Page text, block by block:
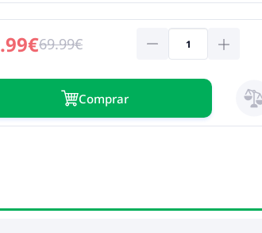
69.99€
Сomprar